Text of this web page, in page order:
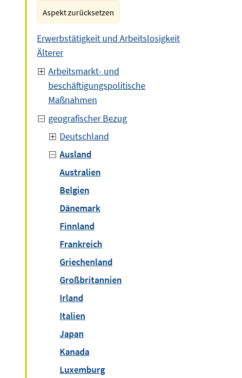
Aspekt zurücksetzen
Erwerbstätigkeit und Arbeitslosigkeit
Älterer
Arbeitsmarkt- und
beschäftigungspolitische
Maßnahmen
geografischer Bezug
Deutschland
Ausland
Australien
Belgien
Dänemark
Finnland
Frankreich
Griechenland
Großbritannien
Irland
Italien
Japan
Kanada
Luxemburg